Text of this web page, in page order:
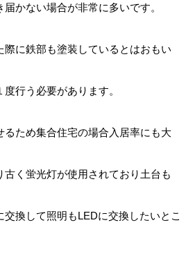
かない場合が非常に多いです。
際に鉄部も塗装しているとはおもい
行う必要があります。
るため集合住宅の場合入居率にも大
く蛍光灯が使用されており土台も
換して照明もLEDに交換したいとこ